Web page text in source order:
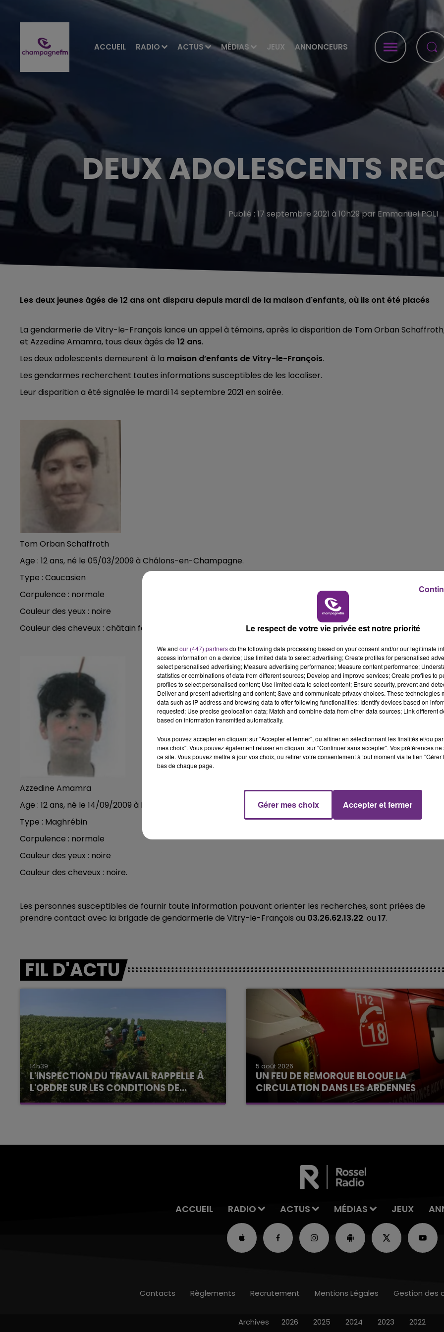
ACCUEIL RADIO ACTUS MÉDIAS JEUX ANNONCEURS
LA POP MACHINE - CHAMPAGNE FM
DEUX ADOLESCENTS
Publié : 17 septembre 2021 à 10h29 par Emmanuel POLI
Les deux jeunes âgés de 12 ans ont disparu depuis mardi de la maison d'enfants, où ils ont été placés
La gendarmerie de Vitry-le-François lance un appel à témoins, après la disparition de Tom Orban
et Azzedine Amamra, tous deux âgés de 12 ans.
Les deux adolescents demeurent à la maison d’enfants de Vitry-le-François.
Les gendarmes recherchent toutes informations susceptibles de les localiser.
Leur disparition a été signalée le mardi 14 septembre 2021 en soirée.
Tom Orban Schaffroth
Age : 12 ans, né le 05/03/2009 à Châlons-en-Champagne.
Type : Caucasien
Corpulence : normale
Couleur des yeux : noire
Couleur des cheveux : châtain foncé.
Azzedine Amamra
Age : 12 ans, né le 14/09/2009 à Reims
Type : Maghrébin
Corpulence : normale
Couleur des yeux : noire
Couleur des cheveux : noire.
Les personnes susceptibles de fournir toute information pouvant orienter les recherches, sont priées de
prendre contact avec la brigade de gendarmerie de Vitry-le-François au 03.26.62.13.22. ou 17.
FIL D'ACTU
14h39
L'INSPECTION DU TRAVAIL RAPPELLE À
L'ORDRE SUR LES CONDITIONS DE...
Alors que les dates de début des vendange
5 août 2026
UN FEU DE REMORQUE BLOQUE LA
CIRCULATION DANS LES ARDENNES
Un feu de remorque s'est déclaré ce mercredi
19h15 - 20h00
LA RADIO POP
CHAMPAGNE FM
ACCUEIL RADIO ACTUS MÉDIAS JEUX
Contacts Règlements Recrutement Mentions Légales Gestion des
Archives 2026 2025 2024 2023 2022
Le respect de votre vie privée est notre priorité
We and our (447) partnersdo the following data processing based on your consent and/or our legitimate
access information on a device; Use limited data to select advertising; Create profiles for personalised
select personalised advertising; Measure advertising performance; Measure content performance;
statistics or combinations of data from different sources; Develop and improve services; Create profiles to
profiles to select personalised content; Use limited data to select content; Ensure security, prevent and
Deliver and present advertising and content; Save and communicate privacy choices. These technologies
data such as IP address and browsing data to offer following functionalities: Identify devices based on
requested; Use precise geolocation data; Match and combine data from other data sources; Link different
based on information transmitted automatically.
Vous pouvez accepter en cliquant sur "Accepter et fermer", ou affiner en sélectionnant les finalités et/ou
mes choix". Vous pouvez également refuser en cliquant sur "Continuer sans accepter". Vos préférences
ce site. Vous pouvez mettre à jour vos choix, ou retirer votre consentement à tout moment via le lien
bas de chaque page.
Gérer mes choix Accepter et fermer